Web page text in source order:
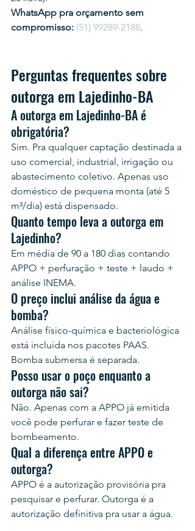
WhatsApp pra orçamento sem
compromisso: (51) 99289-2188.
Perguntas frequentes sobre
outorga em Lajedinho-BA
A outorga em Lajedinho-BA é
obrigatória?
Sim. Pra qualquer captação destinada a
uso comercial, industrial, irrigação ou
abastecimento coletivo. Apenas uso
doméstico de pequena monta (até 5
m³/dia) está dispensado.
Quanto tempo leva a outorga em
Lajedinho?
Em média de 90 a 180 dias contando
APPO + perfuração + teste + laudo +
análise INEMA.
O preço inclui análise da água e
bomba?
Análise físico-química e bacteriológica
está incluída nos pacotes PAAS.
Bomba submersa é separada.
Posso usar o poço enquanto a
outorga não sai?
Não. Apenas com a APPO já emitida
você pode perfurar e fazer teste de
bombeamento.
Qual a diferença entre APPO e
outorga?
APPO é a autorização provisória pra
pesquisar e perfurar. Outorga é a
autorização definitiva pra usar a água.